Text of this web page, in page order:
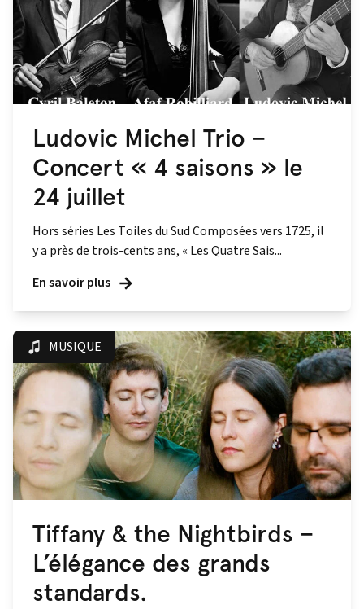
Ludovic Michel Trio –
Concert « 4 saisons » le
24 juillet
Hors séries Les Toiles du Sud Composées vers 1725, il
y a près de trois-cents ans, « Les Quatre Sais...
En savoir plus
MUSIQUE
Tiffany & the Nightbirds –
L’élégance des grands
standards.